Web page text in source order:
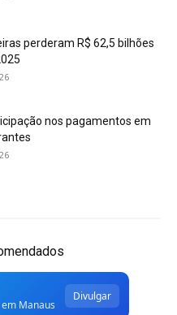
perderam R$ 62,5 bilhões
nos pagamentos em
Manaus
Divulgar